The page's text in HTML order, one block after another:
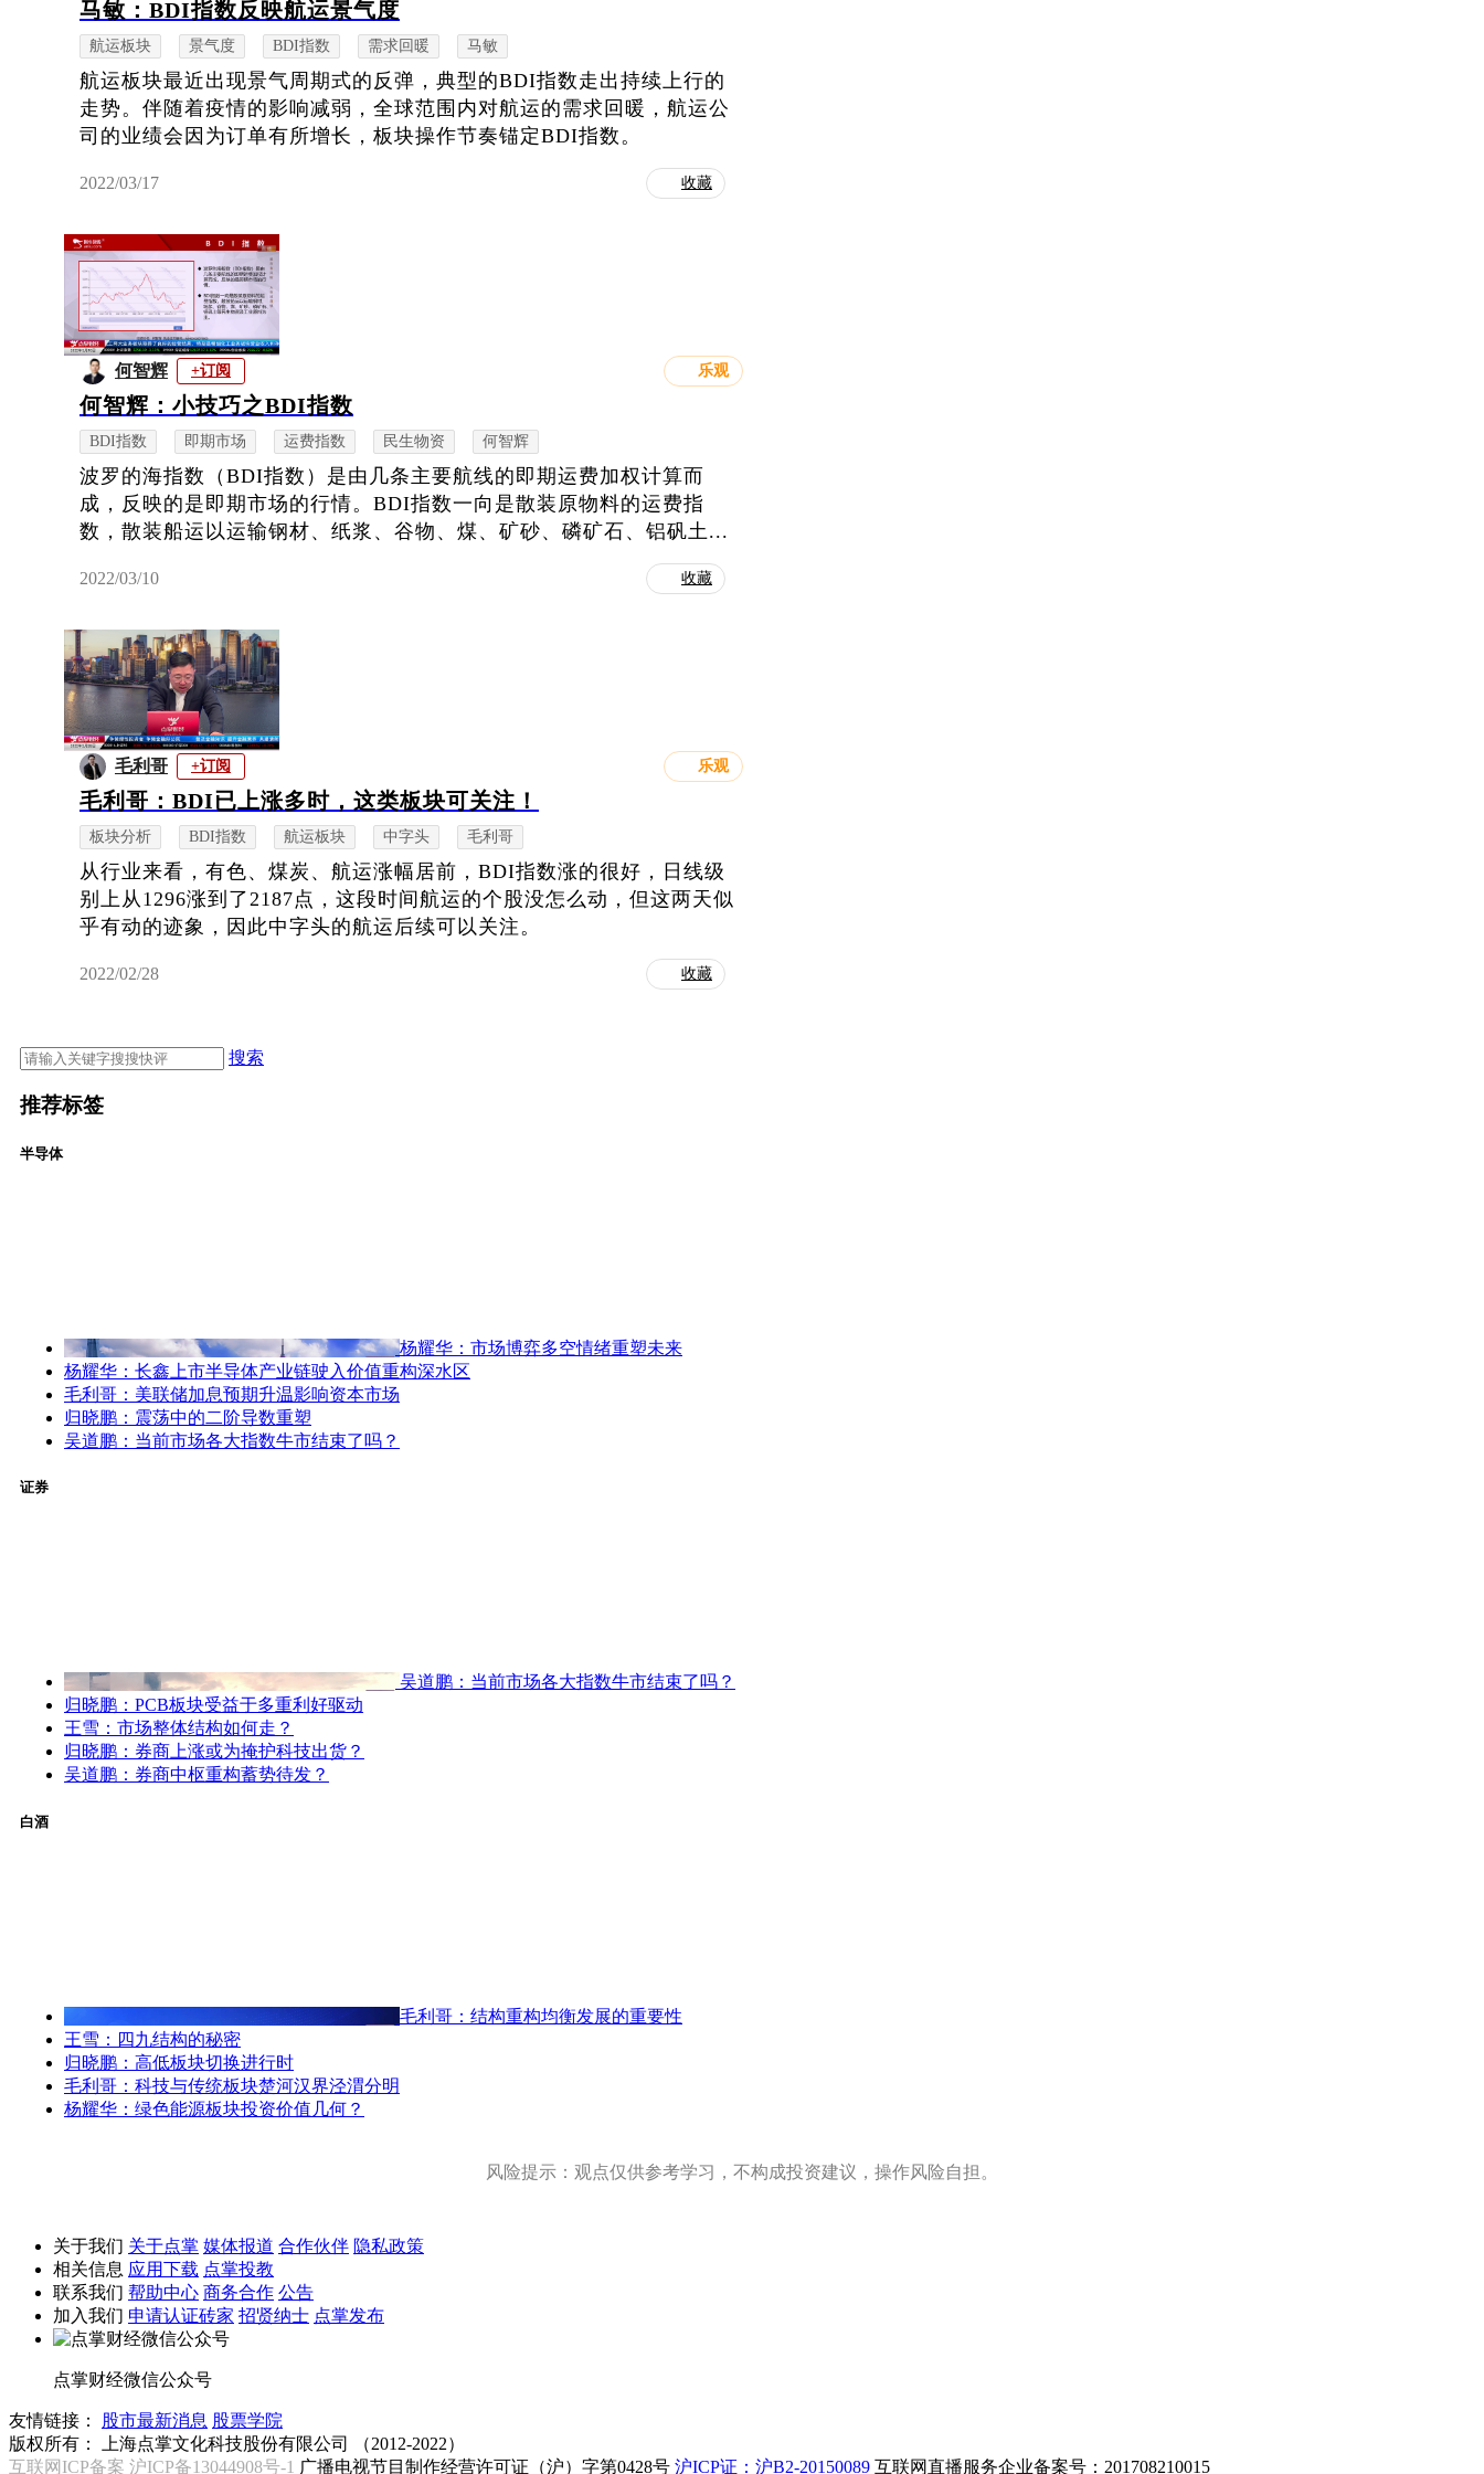
马敏：BDI指数反映航运景气度
航运板块 景气度 BDI指数 需求回暖 马敏
航运板块最近出现景气周期式的反弹，典型的BDI指数走出持续上行的
走势。伴随着疫情的影响减弱，全球范围内对航运的需求回暖，航运公
司的业绩会因为订单有所增长，板块操作节奏锚定BDI指数。
2022/03/17 收藏
何智辉 +订阅 乐观
何智辉：小技巧之BDI指数
BDI指数 即期市场 运费指数 民生物资 何智辉
波罗的海指数（BDI指数）是由几条主要航线的即期运费加权计算而
成，反映的是即期市场的行情。BDI指数一向是散装原物料的运费指
数，散装船运以运输钢材、纸浆、谷物、煤、矿砂、磷矿石、铝矾土...
2022/03/10 收藏
毛利哥 +订阅 乐观
毛利哥：BDI已上涨多时，这类板块可关注！
板块分析 BDI指数 航运板块 中字头 毛利哥
从行业来看，有色、煤炭、航运涨幅居前，BDI指数涨的很好，日线级
别上从1296涨到了2187点，这段时间航运的个股没怎么动，但这两天似
乎有动的迹象，因此中字头的航运后续可以关注。
2022/02/28 收藏
搜索
推荐标签
半导体
杨耀华：市场博弈多空情绪重塑未来
杨耀华：长鑫上市半导体产业链驶入价值重构深水区
毛利哥：美联储加息预期升温影响资本市场
归晓鹏：震荡中的二阶导数重塑
吴道鹏：当前市场各大指数牛市结束了吗？
证券
吴道鹏：当前市场各大指数牛市结束了吗？
归晓鹏：PCB板块受益于多重利好驱动
王雪：市场整体结构如何走？
归晓鹏：券商上涨或为掩护科技出货？
吴道鹏：券商中枢重构蓄势待发？
白酒
毛利哥：结构重构均衡发展的重要性
王雪：四九结构的秘密
归晓鹏：高低板块切换进行时
毛利哥：科技与传统板块楚河汉界泾渭分明
杨耀华：绿色能源板块投资价值几何？
风险提示：观点仅供参考学习，不构成投资建议，操作风险自担。
关于我们 关于点掌 媒体报道 合作伙伴 隐私政策
相关信息 应用下载 点掌投教
联系我们 帮助中心 商务合作 公告
加入我们 申请认证砖家 招贤纳士 点掌发布
点掌财经微信公众号
友情链接： 股市最新消息 股票学院
版权所有：
上海点掌文化科技股份有限公司 （2012-2022）
互联网ICP备案 沪ICP备13044908号-1 广播电视节目制作经营许可证（沪）字第0428号 沪ICP证：沪B2-20150089 互联网直播服务企业备案号：201708210015